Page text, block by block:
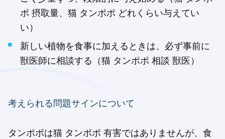
ポ 摂取量、猫 タンポポ どれくらい与えてい
い）
新しい植物を食事に加えるときは、必ず事前に
獣医師に相談する（猫 タンポポ 相談 獣医）
考えられる問題サインについて
タンポポは猫 タンポポ 有害ではありませんが、食